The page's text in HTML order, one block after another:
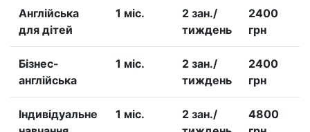
Англійська
для дітей
1 міс.
2 зан./
тиждень
2400
грн
Бізнес-
англійська
1 міс.
2 зан./
тиждень
2400
грн
Iндивідуальне
1 міс.
2 зан./
4800